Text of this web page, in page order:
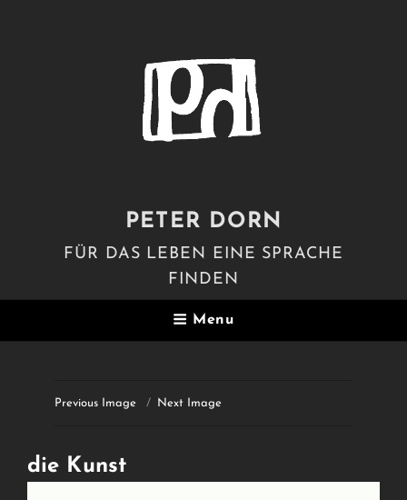
PETER DORN
FÜR DAS LEBEN EINE SPRACHE
FINDEN
Menu
Previous Image Next Image
die Kunst